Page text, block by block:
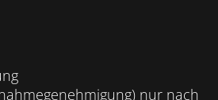
nur nach